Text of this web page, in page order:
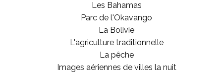
Les Bahamas
Parc de l'Okavango
La Bolivie
L'agriculture traditionnelle
La pêche
Images aériennes de villes la nuit